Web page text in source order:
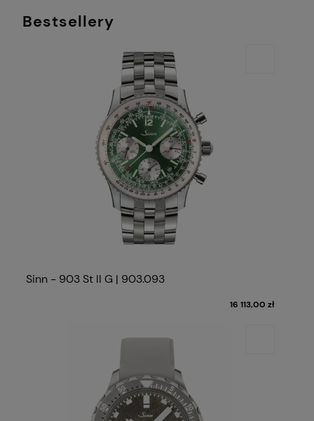
Bestsellery
Sinn - 903 St II G | 903.093
16 113,00 zł